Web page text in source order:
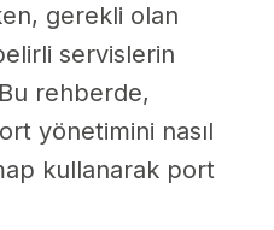
gerekli olan
servislerin
Bu rehberde,
yönetimini nasıl
kullanarak port